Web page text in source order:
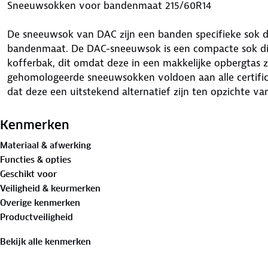
Sneeuwsokken voor bandenmaat 215/60R14
De sneeuwsok van DAC zijn een banden specifieke
bandenmaat. De DAC-sneeuwsok is een compacte sok
kofferbak, dit omdat deze in een makkelijke opbergtas
gehomologeerde sneeuwsokken voldoen aan alle
dat deze een uitstekend alternatief zijn ten opzichte
omstandigheden terecht komt. De sneeuwsok is zeer
sneeuw en ijs op het wegdek liggen. Deze DAC-
16662-1) voor sneeuwkettingen waardoor ze in ieder
als echte sneeuwkettingen (behalve bij
sneeuwsok is geschikt voor alle personenauto's, SUV's,
sneeuwsokken zijn kortom uiterst geschikt voor
het wiel beschikbaar is, omdat de sneeuwsok slechts
Voordelen van deze Sneeuwsokken voor bandenmaat
Kenmerken
Materiaal & afwerking
Functies & opties
Geschikt voor
Veiligheid & keurmerken
Overige kenmerken
Productveiligheid
Bekijk alle kenmerken